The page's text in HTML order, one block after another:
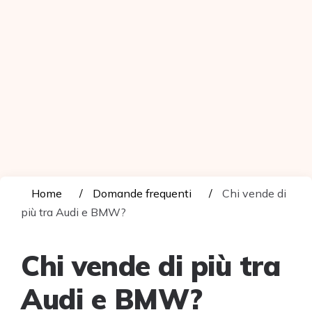
Home Domande frequenti
Chi vende di
più tra Audi e BMW?
Chi vende di più tra
Audi e BMW?